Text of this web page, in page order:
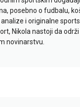
posebno o fudbalu,
i originalne
Nikola nastoji da
novinarstvu.